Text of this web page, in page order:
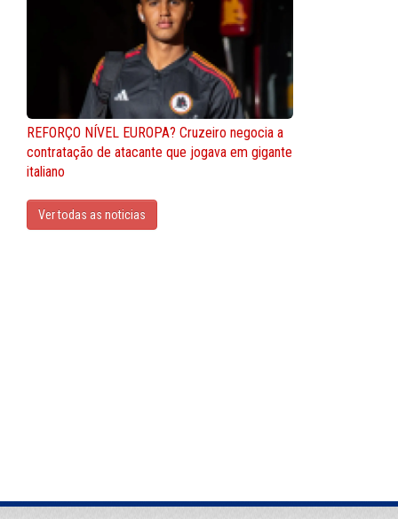
REFORÇO NÍVEL EUROPA? Cruzeiro negocia a
contratação de atacante que jogava em gigante
italiano
Ver todas as noticias